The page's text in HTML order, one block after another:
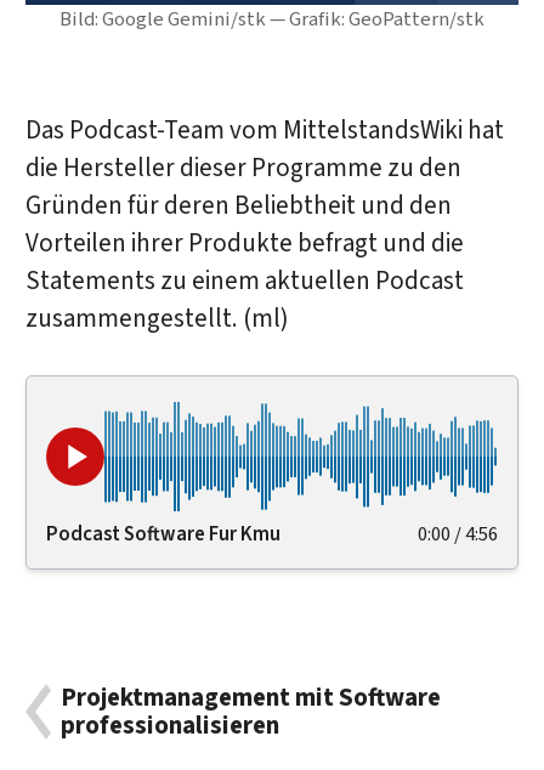
Bild: Google Gemini/stk — Grafik: GeoPattern/stk
Das Podcast-Team vom MittelstandsWiki hat
die Hersteller dieser Programme zu den
Gründen für deren Beliebtheit und den
Vorteilen ihrer Produkte befragt und die
Statements zu einem aktuellen Podcast
zusammengestellt. (ml)
Podcast Software Fur Kmu 0:00/4:56
Projektmanagement mit Software
professionalisieren